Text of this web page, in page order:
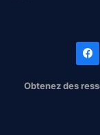
Obtenez des